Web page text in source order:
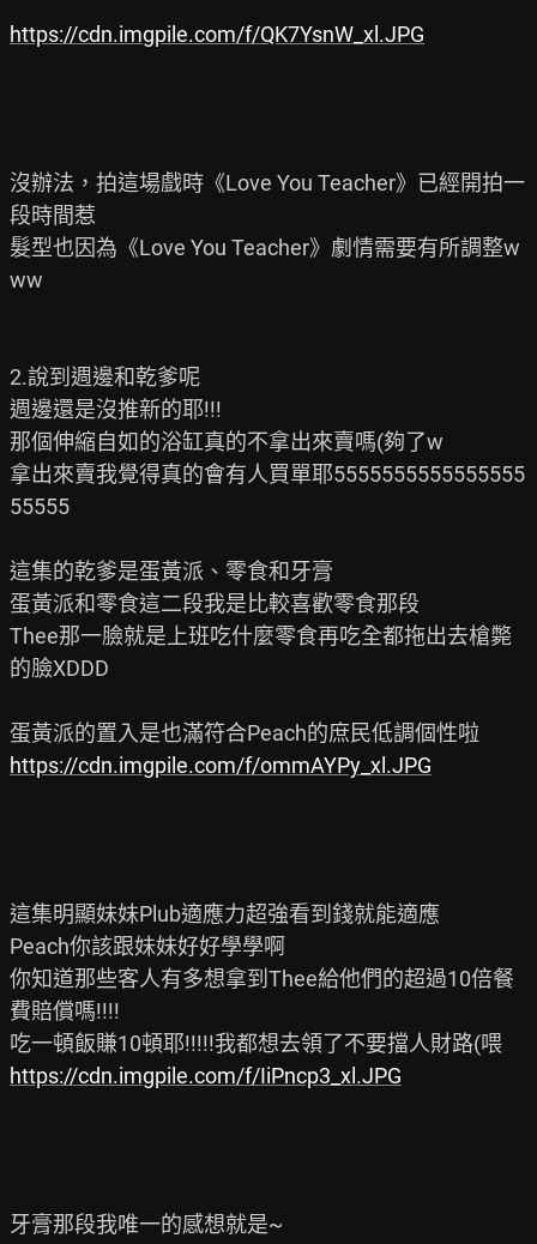
https://cdn.imgpile.com/f/QK7YsnW_xl.JPG
沒辦法，拍這場戲時《Love You Teacher》已經開拍一
段時間惹
髮型也因為《Love You Teacher》劇情需要有所調整w
ww
2.說到週邊和乾爹呢
週邊還是沒推新的耶!!!
那個伸縮自如的浴缸真的不拿出來賣嗎(夠了w
拿出來賣我覺得真的會有人買單耶5555555555555555
55555
這集的乾爹是蛋黃派、零食和牙膏
蛋黃派和零食這二段我是比較喜歡零食那段
Thee那一臉就是上班吃什麼零食再吃全都拖出去槍斃
的臉XDDD
https://cdn.imgpile.com/f/ommAYPy_xl.JPG
這集明顯妹妹Plub適應力超強看到錢就能適應
Peach你該跟妹妹好好學學啊
你知道那些客人有多想拿到Thee給他們的超過10倍餐
費賠償嗎!!!!
https://cdn.imgpile.com/f/IiPncp3_xl.JPG